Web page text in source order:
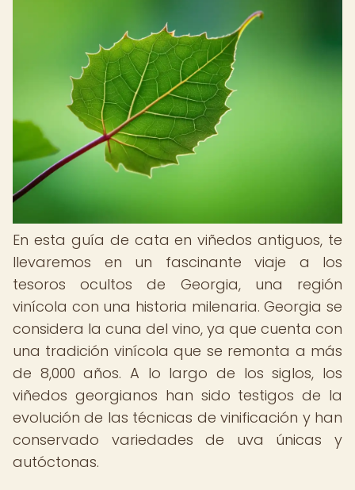
En esta guía de cata en viñedos antiguos, te
llevaremos en un fascinante viaje a los
tesoros ocultos de Georgia, una región
vinícola con una historia milenaria. Georgia se
considera la cuna del vino, ya que cuenta con
una tradición vinícola que se remonta a más
de 8,000 años. A lo largo de los siglos, los
viñedos georgianos han sido testigos de la
evolución de las técnicas de vinificación y han
conservado variedades de uva únicas y
autóctonas.